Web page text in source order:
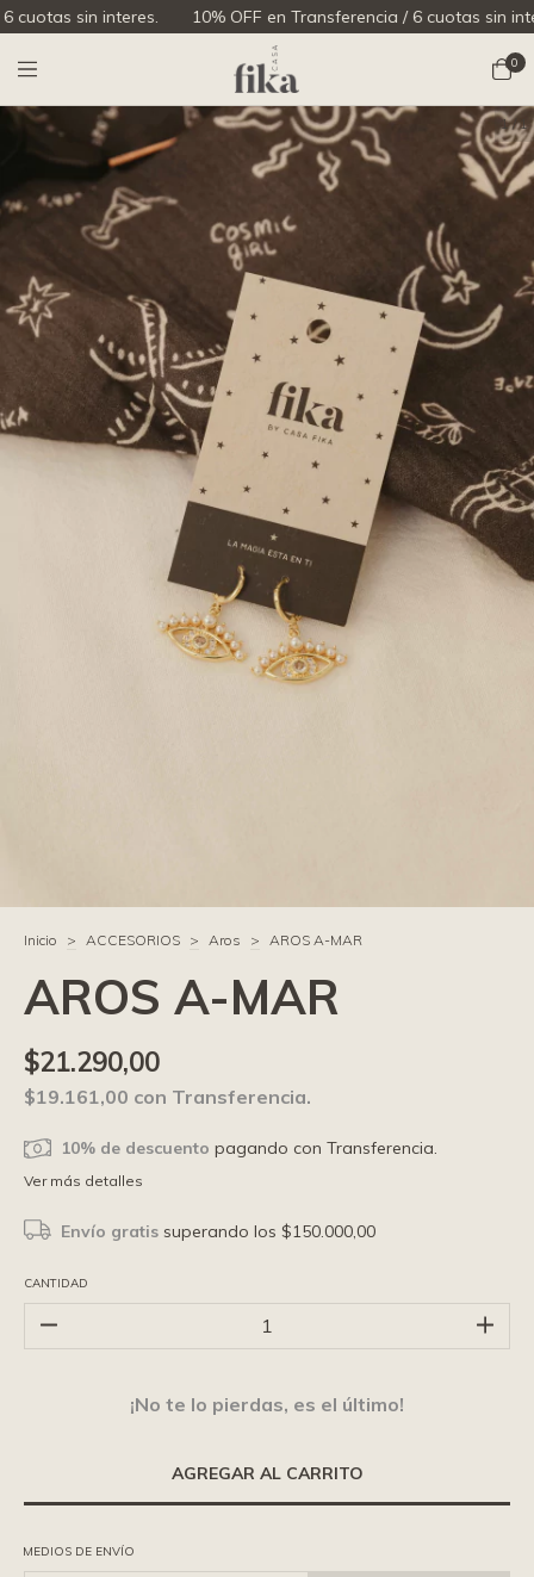
sin interes. 10% OFF en Transferencia / 6 cuotas sin interes.
0
1/1
Inicio > ACCESORIOS > Aros > AROS A-MAR
AROS A-MAR
$21.290,00
$19.161,00 con Transferencia.
10% de descuento pagando con Transferencia.
Ver más detalles
Envío gratis superando los$150.000,00
CANTIDAD
¡No te lo pierdas, es el último!
MEDIOS DE ENVÍO